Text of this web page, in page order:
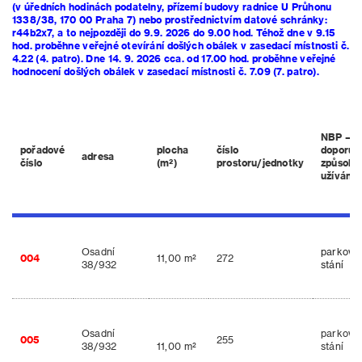
(v úředních hodinách podatelny, přízemí budovy radnice U Průhonu
1338/38, 170 00 Praha 7) nebo prostřednictvím datové schránky:
r44b2x7, a to nejpozději do 9.9. 2026 do 9.00 hod. Téhož dne v 9.15
hod. proběhne veřejné otevírání došlých obálek v zasedací místnosti č.
4.22 (4. patro). Dne 14. 9. 2026 cca. od 17.00 hod. proběhne veřejné
hodnocení došlých obálek v zasedací místnosti č. 7.09 (7. patro).
pořadové
číslo
adresa
plocha
(m²)
číslo
prostoru/jednotky
NBP –
způsob
užívání
004
Osadní
38/932
11,00 m² 272
stání
005
Osadní
38/932
11,00 m²
255
stání